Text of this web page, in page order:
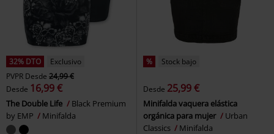
32% DTO
Exclusivo
PVPR Desde 24,99 €
Desde 16,99 €
The Double Life
Black Premium
by EMP
Minifalda
% Stock bajo
Desde 25,99 €
Minifalda vaquera elástica
orgánica para mujer
Urban
Classics
Minifalda